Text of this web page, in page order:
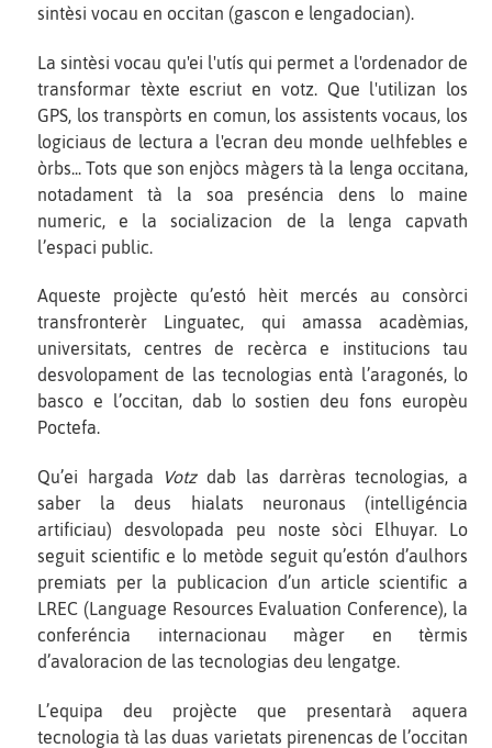
sintèsi vocau en occitan (gascon e lengadocian).
La sintèsi vocau qu'ei l'utís qui permet a l'ordenador de
transformar tèxte escriut en votz. Que l'utilizan los
GPS, los transpòrts en comun, los assistents vocaus, los
logiciaus de lectura a l'ecran deu monde uelhfebles e
òrbs... Tots que son enjòcs màgers tà la lenga occitana,
notadament tà la soa preséncia dens lo maine
numeric, e la socializacion de la lenga capvath
l’espaci public.
Aqueste projècte qu’estó hèit mercés au consòrci
transfronterèr Linguatec, qui amassa acadèmias,
universitats, centres de recèrca e institucions tau
desvolopament de las tecnologias entà l’aragonés, lo
basco e l’occitan, dab lo sostien deu fons europèu
Poctefa.
Qu’ei hargada Votzdab las darrèras tecnologias, a
saber la deus hialats neuronaus (intelligéncia
artificiau) desvolopada peu noste sòci Elhuyar. Lo
seguit scientific e lo metòde seguit qu’estón d’aulhors
premiats per la publicacion d’un article scientific a
LREC (Language Resources Evaluation Conference), la
conferéncia internacionau màger en tèrmis
d’avaloracion de las tecnologias deu lengatge.
L’equipa deu projècte que presentarà aquera
tecnologia tà las duas varietats pirenencas de l’occitan